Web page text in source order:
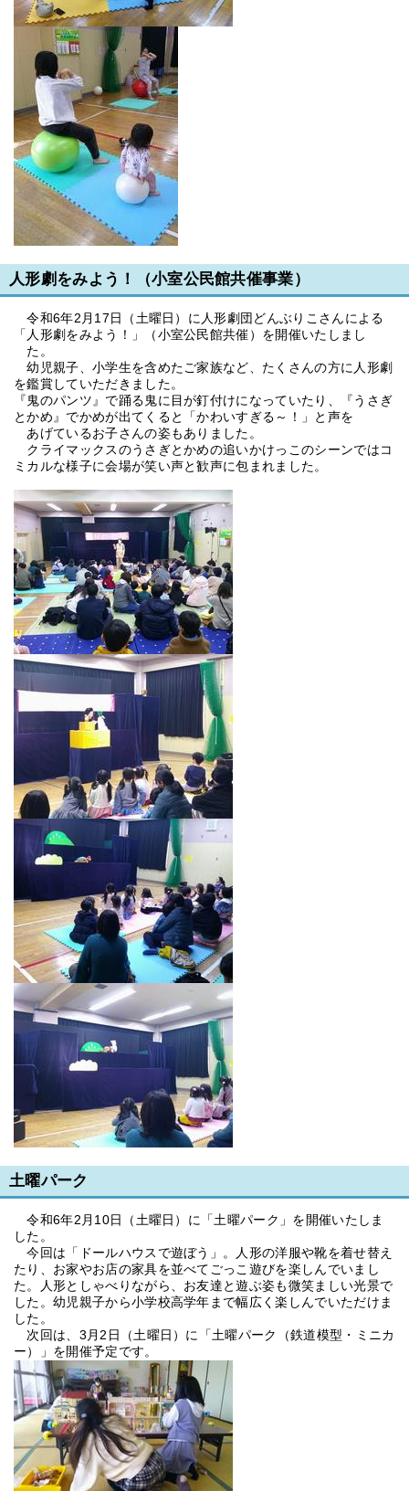
人形劇をみよう！（小室公民館共催事業）
令和6年2月17日（土曜日）に人形劇団どんぶりこさんによる
「人形劇をみよう！」（小室公民館共催）を開催いたしまし
た。
幼児親子、小学生を含めたご家族など、たくさんの方に人形劇
を鑑賞していただきました。
『鬼のパンツ』で踊る鬼に目が釘付けになっていたり、『うさぎ
とかめ』でかめが出てくると「かわいすぎる～！」と声を
あげているお子さんの姿もありました。
クライマックスのうさぎとかめの追いかけっこのシーンではコ
ミカルな様子に会場が笑い声と歓声に包まれました。
土曜パーク
令和6年2月10日（土曜日）に「土曜パーク」を開催いたしま
した。
今回は「ドールハウスで遊ぼう」。人形の洋服や靴を着せ替え
たり、お家やお店の家具を並べてごっこ遊びを楽しんでいまし
た。人形としゃべりながら、お友達と遊ぶ姿も微笑ましい光景で
した。幼児親子から小学校高学年まで幅広く楽しんでいただけま
した。
次回は、3月2日（土曜日）に「土曜パーク（鉄道模型・ミニカ
ー）」を開催予定です。